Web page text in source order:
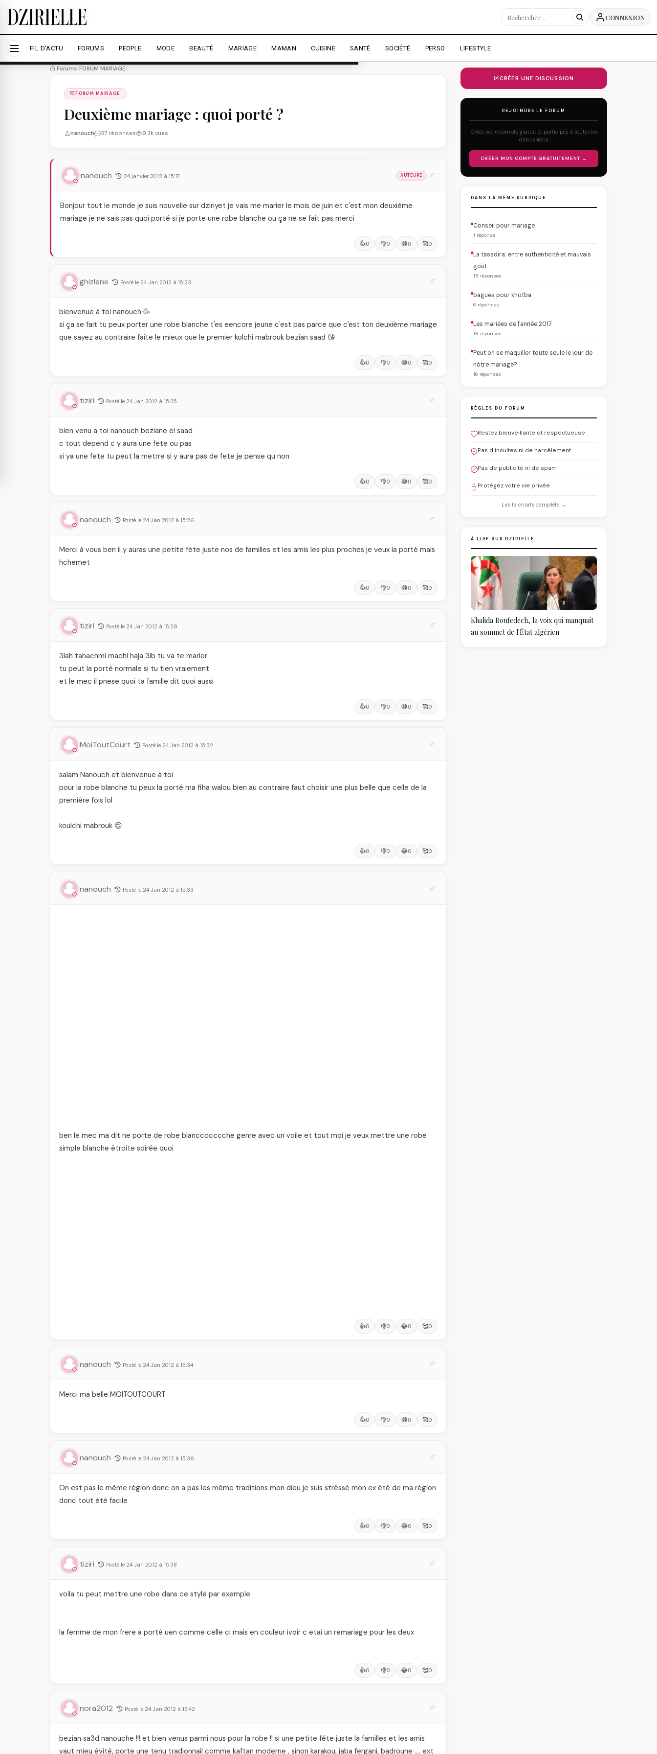
Nous utilisons des cookies pour améliorer votre expérience et mesurer l'audience.
Accepter tout Personnaliser
CONNEXION
FIL D'ACTU FORUMS PEOPLE MODE BEAUTÉ MARIAGE MAMAN CUISINE SANTÉ SOCIÉTÉ PERSO LIFESTYLE
Forums/FORUM MARIAGE/
FORUM MARIAGE
Deuxième mariage : quoi porté ?
nanouch 37 réponses 9.3k vues
nanouch 24 janvier 2012 à 15:17 AUTEURE
Bonjour tout le monde je suis nouvelle sur dziriyet je vais me marier le mois de juin et c'est mon deuxième
mariage je ne sais pas quoi porté si je porte une robe blanche ou ça ne se fait pas merci
👍0 👎0 😂0 🥰0
ghizlene Posté le 24 Jan 2012 à 15:23
bienvenue à toi nanouch 🥳
si ça se fait tu peux porter une robe blanche t'es eencore jeune c'est pas parce que c'est ton deuxième mariage
que sayez au contraire faite le mieux que le premier kolchi mabrouk bezian saad 😘
👍0 👎0 😂0 🥰0
tiziri Posté le 24 Jan 2012 à 15:25
bien venu a toi nanouch beziane el saad
c tout depend c y aura une fete ou pas
si ya une fete tu peut la metrre si y aura pas de fete je pense qu non
👍0 👎0 😂0 🥰0
nanouch Posté le 24 Jan 2012 à 15:26
Merci à vous ben il y auras une petite féte juste nos de familles et les amis les plus proches je veux la porté mais
hchemet
👍0 👎0 😂0 🥰0
tiziri Posté le 24 Jan 2012 à 15:29
3lah tahachmi machi haja 3ib tu va te marier
tu peut la portè normale si tu tien vraiement
et le mec il pnese quoi ta famille dit quoi aussi
👍0 👎0 😂0 🥰0
MoiToutCourt Posté le 24 Jan 2012 à 15:32
salam Nanouch et bienvenue à toi
pour la robe blanche tu peux la porté ma fiha walou bien au contraire faut choisir une plus belle que celle de la
première fois lol
koulchi mabrouk 😊
👍0 👎0 😂0 🥰0
nanouch Posté le 24 Jan 2012 à 15:33
ben le mec ma dit ne porte de robe blanccccccche genre avec un voile et tout moi je veux mettre une robe
simple blanche étroite soirée quoi
👍0 👎0 😂0 🥰0
nanouch Posté le 24 Jan 2012 à 15:34
Merci ma belle MOITOUTCOURT
👍0 👎0 😂0 🥰0
nanouch Posté le 24 Jan 2012 à 15:36
On est pas le même région donc on a pas les même traditions mon dieu je suis stréssé mon ex été de ma région
donc tout été facile
👍0 👎0 😂0 🥰0
tiziri Posté le 24 Jan 2012 à 15:38
voila tu peut mettre une robe dans ce style par exemple
la femme de mon frere a portè uen comme celle ci mais en couleur ivoir c etai un remariage pour les deux
👍0 👎0 😂0 🥰0
nora2012 Posté le 24 Jan 2012 à 15:42
bezian sa3d nanouche !!! et bien venus parmi nous pour la robe !! si une petite féte juste la familles et les amis
vaut mieu évité, porte une tenu tradionnail comme kaftan moderne , sinon karakou, jaba fergani, badroune …. ext
CRÉER UNE DISCUSSION
REJOINDRE LE FORUM
Créez votre compte gratuit et participez à toutes les
discussions.
CRÉER MON COMPTE GRATUITEMENT →
DANS LA MÊME RUBRIQUE
Conseil pour mariage
1 réponse
La tassdira: entre authenticité et mauvais
goût
18 réponses
bagues pour khotba
6 réponses
Les mariées de l'année 2017
18 réponses
Peut on se maquiller toute seule le jour de
nôtre mariage?
16 réponses
RÈGLES DU FORUM
Restez bienveillante et respectueuse
Pas d'insultes ni de harcèlement
Pas de publicité ni de spam
Protégez votre vie privée
Lire la charte complète →
À LIRE SUR DZIRIELLE
Khalida Boufedech, la voix qui manquait
au sommet de l'État algérien